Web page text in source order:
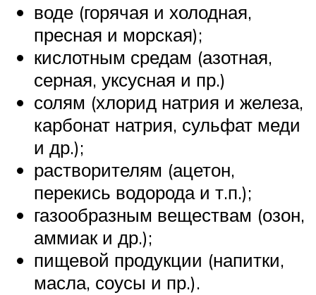
воде (горячая и холодная,
пресная и морская);
кислотным средам (азотная,
серная, уксусная и пр.)
солям (хлорид натрия и железа,
карбонат натрия, сульфат меди
и др.);
растворителям (ацетон,
перекись водорода и т.п.);
газообразным веществам (озон,
аммиак и др.);
пищевой продукции (напитки,
масла, соусы и пр.).